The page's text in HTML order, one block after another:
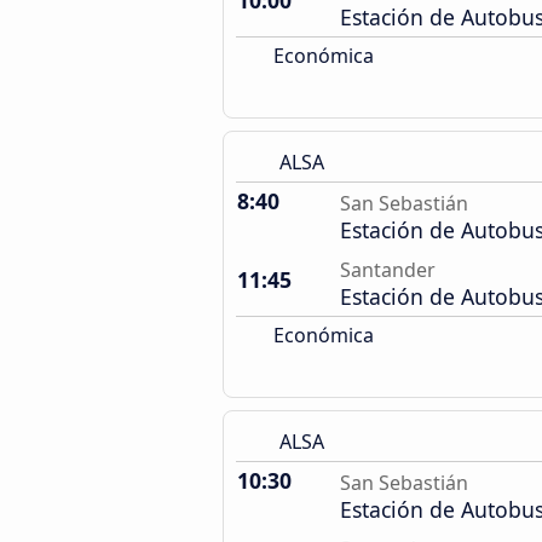
Estación de
Económica
ALSA
8:40 San Sebastián
Estación de
11:45
Santander
Estación de
Económica
ALSA
10:30 San Sebastián
Estación de